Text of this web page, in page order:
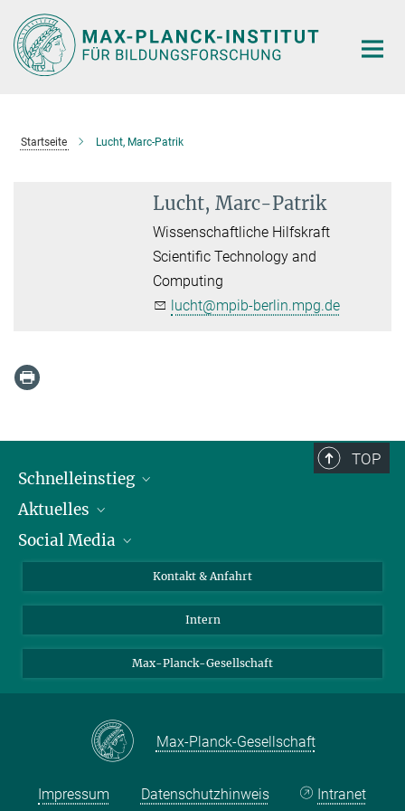
Hauptinhalt
Startseite Lucht, Marc-Patrik
Lucht, Marc-Patrik
Wissenschaftliche Hilfskraft
Scientific Technology and
Computing
lucht@mpib-berlin.mpg.de
TOP
Schnelleinstieg
Personen
Pressebereich
Aktuelles
Stellenangebote
Social Media
LinkedIn
Kontakt & Anfahrt
Intern
Max-Planck-Gesellschaft
Max-Planck-Gesellschaft
Impressum Datenschutzhinweis Intranet